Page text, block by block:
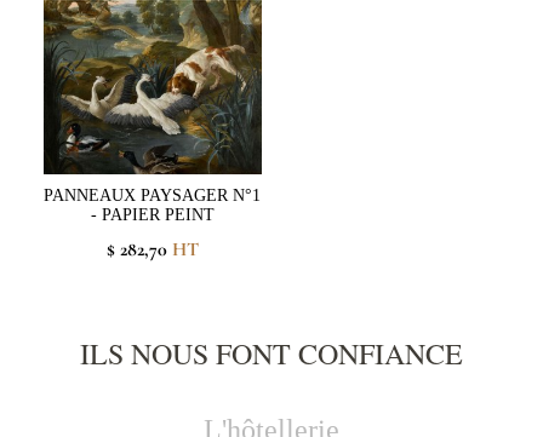
PANNEAUX PAYSAGER N°1
- PAPIER PEINT
$ 282,70HT
ILS NOUS FONT CONFIANCE
L'hôtellerie